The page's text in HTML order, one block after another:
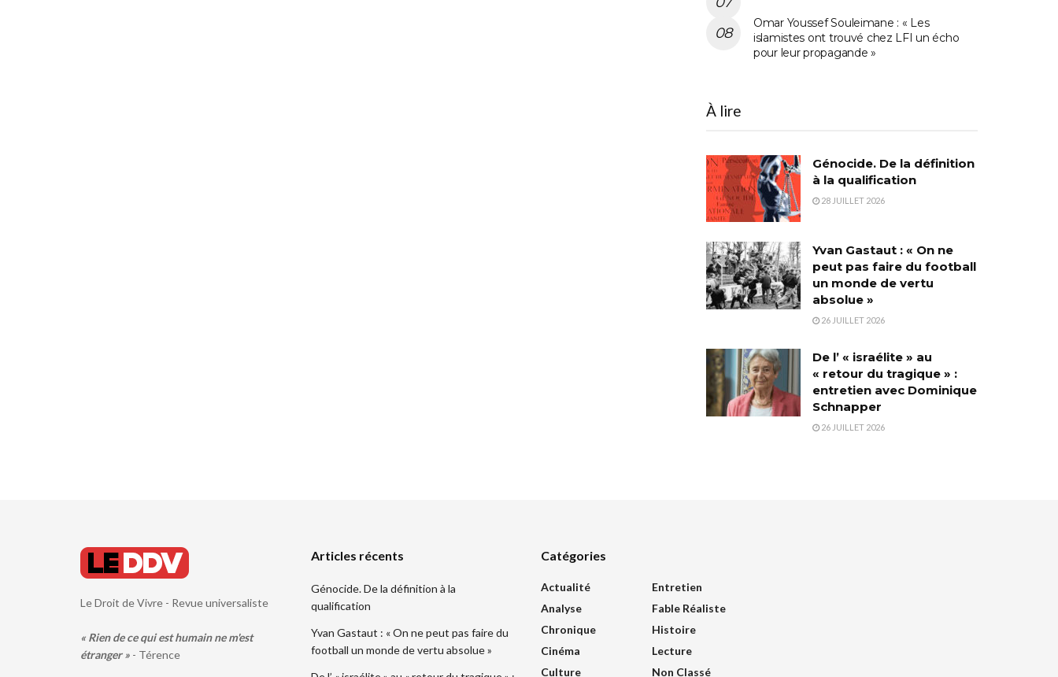
Omar Youssef Souleimane : « Les
islamistes ont trouvé chez LFI un écho
pour leur propagande »
À lire
Génocide. De la définition
à la qualification
28 JUILLET 2026
Yvan Gastaut : « On ne
peut pas faire du football
un monde de vertu
absolue »
26 JUILLET 2026
De l’ « israélite » au
« retour du tragique » :
entretien avec Dominique
Schnapper
26 JUILLET 2026
Le Droit de Vivre - Revue universaliste
« Rien de ce qui est humain ne m'est
étranger » - Térence
Articles récents
Génocide. De la définition à la
qualification
Yvan Gastaut : « On ne peut pas faire du
football un monde de vertu absolue »
Catégories
Actualité
Analyse
Chronique
Cinéma
Culture
Entretien
Fable Réaliste
Histoire
Lecture
Non Classé